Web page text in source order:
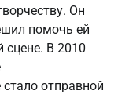
Он
помочь ей
сцене. В 2010
отправной